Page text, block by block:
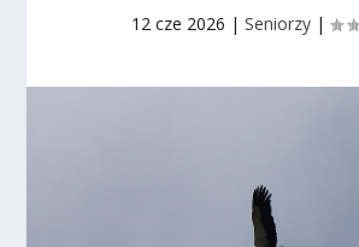
12 cze 2026 | Seniorzy|